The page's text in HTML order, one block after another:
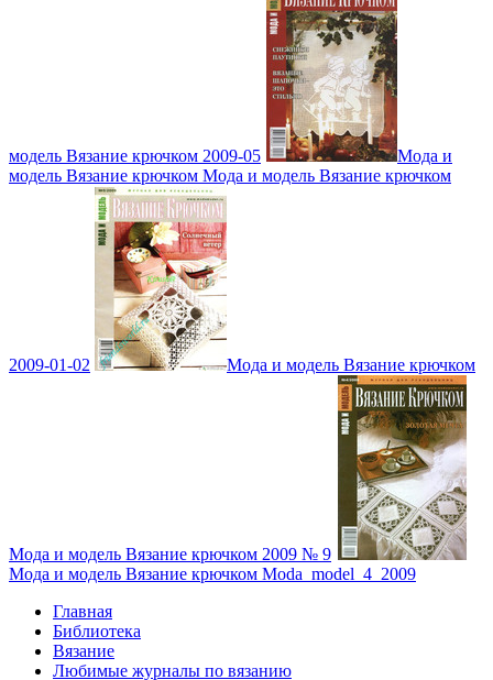
модель Вязание крючком 2009-05
Мода и
модель Вязание крючком Мода и модель Вязание крючком
2009-01-02 Мода и модель Вязание крючком
Мода и модель Вязание крючком 2009 № 9
Мода и модель Вязание крючком Moda_model_4_2009
Главная
Библиотека
Вязание
Любимые журналы по вязанию